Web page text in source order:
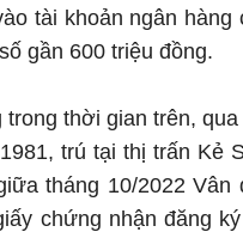
tài khoản ngân
gần 600 triệu đồng.
trong thời gian trên,
trú tại thị trấn Kẻ
tháng 10/2022
chứng nhận đăng